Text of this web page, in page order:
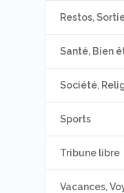
Restos,
Santé, Bien
Société,
Sports
Tribune libre
Vacances,